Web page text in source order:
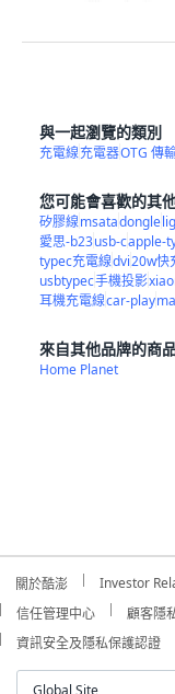
與一起瀏覽的類別
充電線充電器OTG 傳
您可能會喜歡的其
矽膠線msatadongle
愛思-b23usb-capple-
typec充電線dvi20w快
usbtypec手機投影
耳機充電線car-play
來自其他品牌的商
Home Planet
關於酷澎 Investor
信任管理中心
顧客隱
資訊安全及隱私保護認證
Global Site